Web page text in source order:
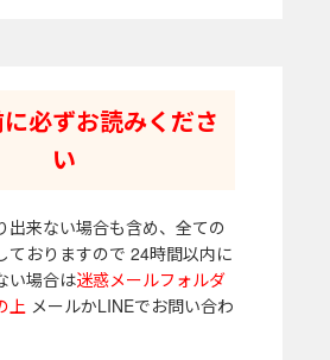
必ずお読みくださ
い
出来ない場合も含め、全ての
ておりますので 24時間以内に
い場合は迷惑メールフォルダ
上 メールかLINEでお問い合わ